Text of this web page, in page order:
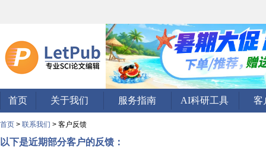
首页 关于我们 服务指南 AI科研工具 客
首页 > 联系我们 > 客户反馈
以下是近期部分客户的反馈：